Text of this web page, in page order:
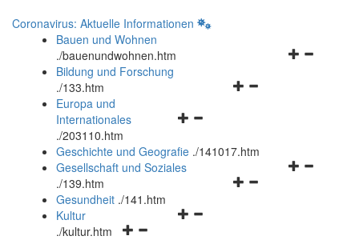
Coronavirus: Aktuelle Informationen
Bauen und Wohnen
./bauenundwohnen.htm
Navigationsmenü
Bildung und Forschung
./133.htm
Navigationsmenü
und
schließen
Europa und
Internationales
./203110.htm
Geschichte und Geografie ./141017.htm
Navigationsmenü
Gesellschaft und Soziales
./139.htm
Navigationsmenü
Gesundheit ./141.htm
Navigationsmenü
Kultur
./kultur.htm